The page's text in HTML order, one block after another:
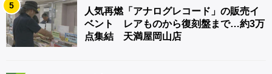
5
人気再燃「アナログレコード」の販売イ
ベント レアものから復刻盤まで…約3万
点集結 天満屋岡山店